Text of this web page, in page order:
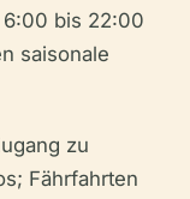
bis 22:00
saisonale
zu
Fährfahrten